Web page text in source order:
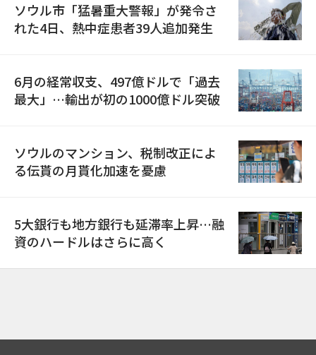
ソウル市「猛暑重大警報」が発令さ
れた4日、熱中症患者39人追加発生
6月の経常収支、497億ドルで「過去
最大」…輸出が初の1000億ドル突破
ソウルのマンション、税制改正によ
る伝貰の月貰化加速を憂慮
5大銀行も地方銀行も延滞率上昇…融
資のハードルはさらに高く